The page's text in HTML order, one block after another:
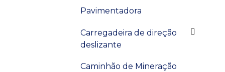
Pavimentadora
Carregadeira de direção
deslizante
Caminhão de Mineração